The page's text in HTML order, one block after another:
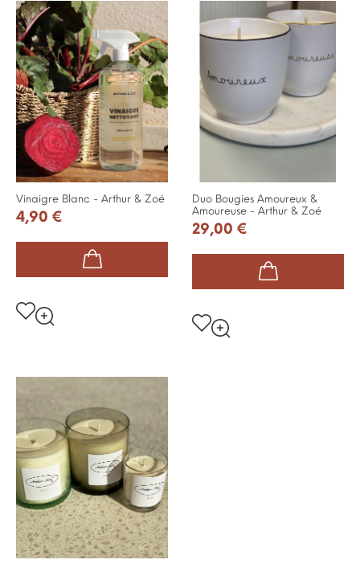
Vinaigre Blanc - Arthur & Zoé
4,90 €
Duo Bougies Amoureux &
Amoureuse - Arthur & Zoé
29,00 €